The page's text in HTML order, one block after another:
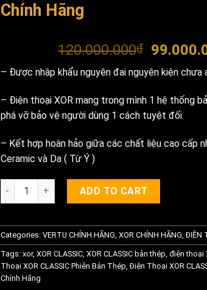
Chính Hãng
120.000.000₫
Original
price
was:
– Được nhập khẩu nguyên đai nguyên kiện chưa
– Điện thoại XOR mang trong mình 1 hệ thống
phá vỡ bảo vệ người dùng 1 cách tuyệt đối.
– Kết hợp hoàn hảo giữa các chất liệu cao cấp
Ceramic và Da ( Từ Ý )
Điện Thoại Xor Classic Bản Titanium Chính Hãng
ADD TO CART
Categories: VERTU CHÍNH HÃNG, XOR CHÍNH HÃNG,ĐIỆN
Tags: xor, XOR CLASSIC, XOR CLASSIC bản thép, điện thoại
Thoại XOR CLASSIC Phiên Bản Thép,Điện Thoại XOR
Chính Hãng